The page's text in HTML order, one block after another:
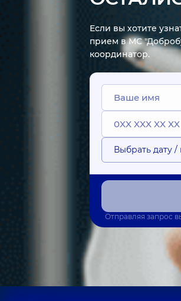
Если вы хотите
прием в МС
координатор.
Выбрать дату
Отправляя запрос